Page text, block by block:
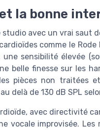
la bonne
avec un vrai saut
comme le
sensibilité élevée
belle finesse sur les
pièces non traitées
delà de 130 dB SPL
avec directivité
vocale improvisée. Les